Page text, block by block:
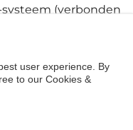
(verbonden
aan de rand van
het strand te gaan.
ook
tussen het
Antoni.
user experience. By
to our Cookies &